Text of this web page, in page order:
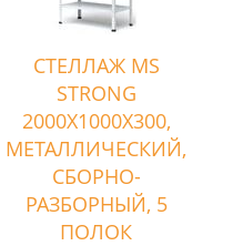
СТЕЛЛАЖ MS
STRONG
2000Х1000Х300,
МЕТАЛЛИЧЕСКИЙ,
СБОРНО-
РАЗБОРНЫЙ, 5
ПОЛОК